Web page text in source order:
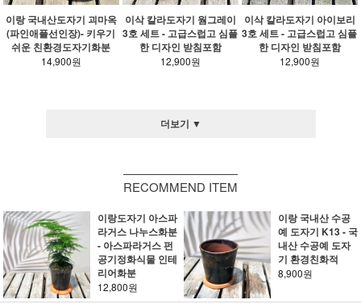
이랑 국내산도자기 괴마옥
(파인애플선인장)- 키우기
쉬운 친환경도자기화분
14,900원
이삭 칼라도자기 웜그레이
3호 세트 - 고급스럽고 심플
한 디자인 받침포함
12,900원
이삭 칼라도자기 아이보리
3호 세트 - 고급스럽고 심플
한 디자인 받침포함
12,900원
더보기 ▼
RECOMMEND ITEM
이랑도자기 아스파
라거스 나누스화분
- 아스파라거스 펀
공기정화식물 인테
리어화분
12,800원
이랑 국내산 수공
예 도자기 K13 - 국
내산 수공예 도자
기 환경친화적
8,900원